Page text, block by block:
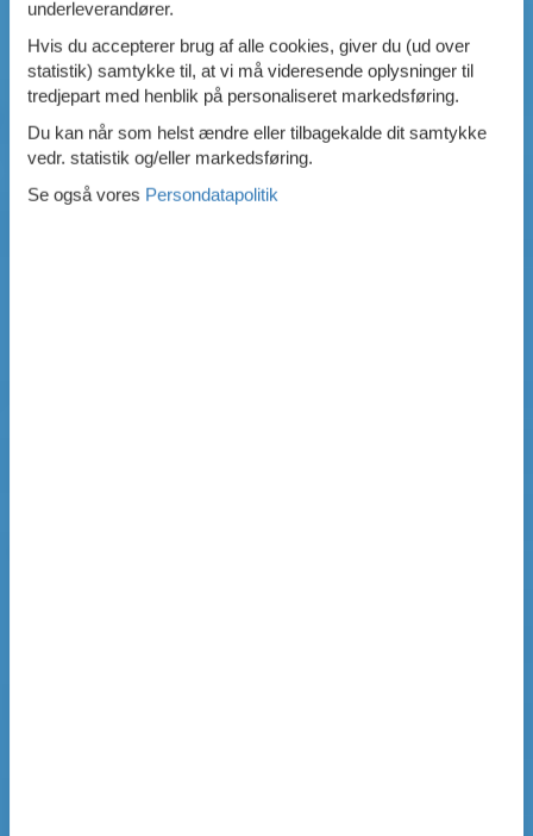
underleverandører.
Hvis du accepterer brug af alle cookies, giver du (ud over
statistik) samtykke til, at vi må videresende oplysninger til
tredjepart med henblik på personaliseret markedsføring.
Du kan når som helst ændre eller tilbagekalde dit samtykke
vedr. statistik og/eller markedsføring.
Se også vores Persondatapolitik